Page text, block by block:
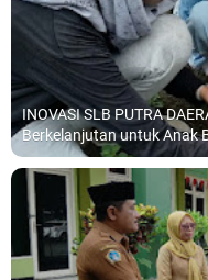
INOVASI SLB PUTRA
Berkelanjutan untuk Anak